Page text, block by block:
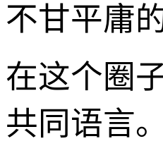
不甘平庸
在这个圈
共同语言。